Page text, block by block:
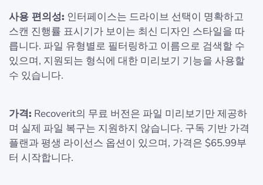
사용 편의성: 인터페이스는 드라이브 선택이 명확하고
스캔 진행률 표시기가 보이는 최신 디자인 스타일을 따
릅니다. 파일 유형별로 필터링하고 이름으로 검색할 수
있으며, 지원되는 형식에 대한 미리보기 기능을 사용할
수 있습니다.
가격: Recoverit의 무료 버전은 파일 미리보기만 제공하
며 실제 파일 복구는 지원하지 않습니다. 구독 기반 가격
플랜과 평생 라이선스 옵션이 있으며, 가격은 $65.99부
터 시작합니다.